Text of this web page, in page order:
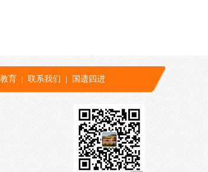
育 联系我们 国遗四进